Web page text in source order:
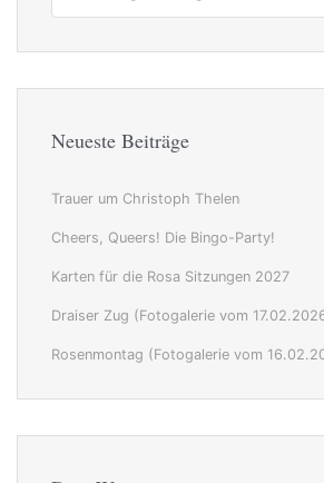
Neueste Beiträge
Trauer um Christoph Thelen
Cheers, Queers! Die Bingo-Party!
Karten für die Rosa Sitzungen 2027
Draiser Zug (Fotogalerie vom
Rosenmontag (Fotogalerie vom